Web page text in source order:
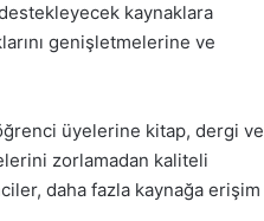
kaynaklara
genişletmelerine ve
üyelerine kitap, dergi ve
zorlamadan kaliteli
daha fazla kaynağa erişim